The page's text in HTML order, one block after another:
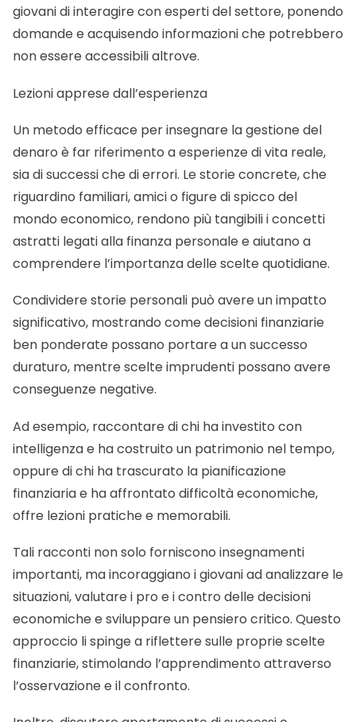
giovani di interagire con esperti del settore, ponendo
domande e acquisendo informazioni che potrebbero
non essere accessibili altrove.
Lezioni apprese dall’esperienza
Un metodo efficace per insegnare la gestione del
denaro è far riferimento a esperienze di vita reale,
sia di successi che di errori. Le storie concrete, che
riguardino familiari, amici o figure di spicco del
mondo economico, rendono più tangibili i concetti
astratti legati alla finanza personale e aiutano a
comprendere l’importanza delle scelte quotidiane.
Condividere storie personali può avere un impatto
significativo, mostrando come decisioni finanziarie
ben ponderate possano portare a un successo
duraturo, mentre scelte imprudenti possano avere
conseguenze negative.
Ad esempio, raccontare di chi ha investito con
intelligenza e ha costruito un patrimonio nel tempo,
oppure di chi ha trascurato la pianificazione
finanziaria e ha affrontato difficoltà economiche,
offre lezioni pratiche e memorabili.
Tali racconti non solo forniscono insegnamenti
importanti, ma incoraggiano i giovani ad analizzare le
situazioni, valutare i pro e i contro delle decisioni
economiche e sviluppare un pensiero critico. Questo
approccio li spinge a riflettere sulle proprie scelte
finanziarie, stimolando l’apprendimento attraverso
l’osservazione e il confronto.